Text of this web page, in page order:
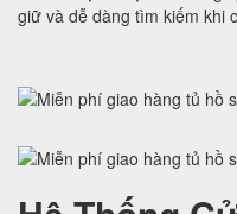
giữ và dễ dàng tìm kiếm khi